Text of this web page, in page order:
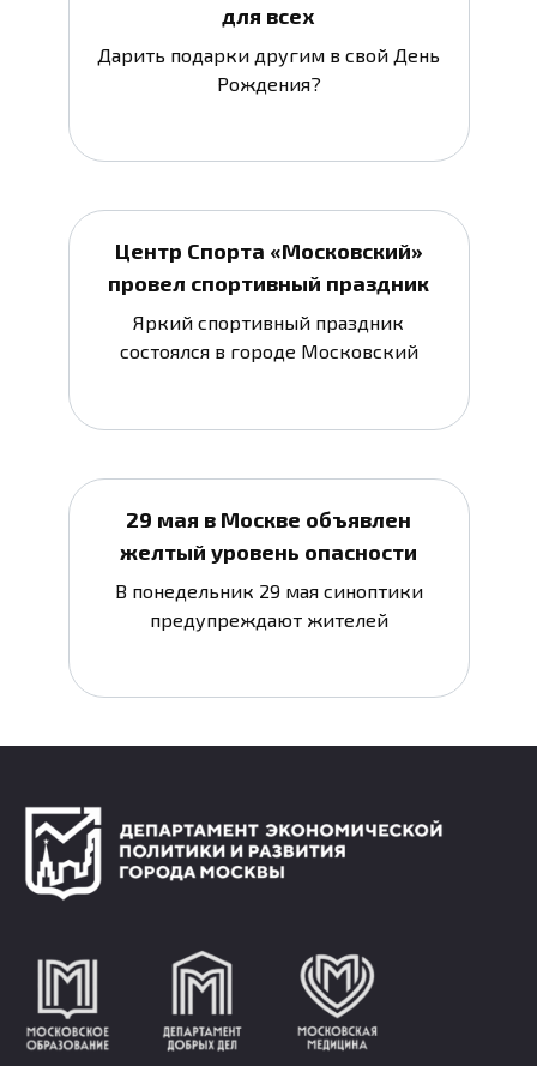
для всех
Дарить подарки другим в свой День
Рождения?
Центр Спорта «Московский»
провел спортивный праздник
Яркий спортивный праздник
состоялся в городе Московский
29 мая в Москве объявлен
желтый уровень опасности
В понедельник 29 мая синоптики
предупреждают жителей